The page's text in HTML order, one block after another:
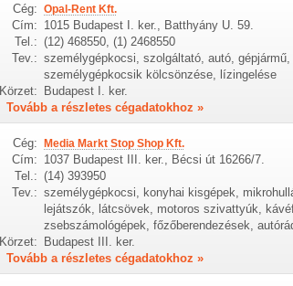
Cég: Opal-Rent Kft.
Cím: 1015 Budapest I. ker., Batthyány U. 59.
Tel.: (12) 468550, (1) 2468550
Tev.: személygépkocsi, szolgáltató, autó,
személygépkocsik kölcsönzése, lízingelése
Körzet:
Budapest I. ker.
Tovább a részletes cégadatokhoz »
Cég: Media Markt Stop Shop Kft.
Cím: 1037 Budapest III. ker., Bécsi út 16266/7.
Tel.: (14) 393950
Tev.: személygépkocsi, konyhai kisgépek,
lejátszók, látcsövek, motoros szivattyúk,
zsebszámológépek, főzőberendezések,
Körzet:
Budapest III. ker.
Tovább a részletes cégadatokhoz »